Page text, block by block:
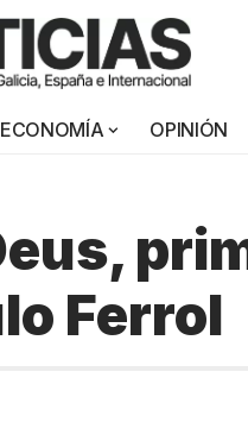
ECONOMÍA OPINIÓN
Ferrol